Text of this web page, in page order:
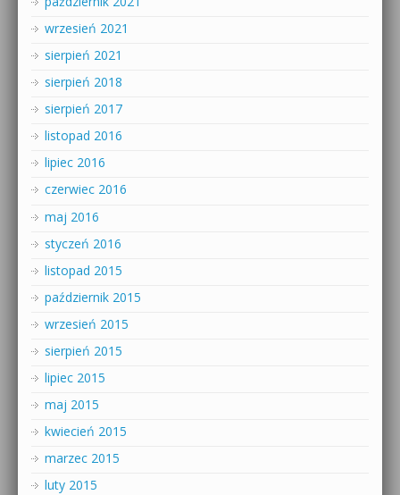
wrzesień 2021
sierpień 2021
sierpień 2018
sierpień 2017
listopad 2016
lipiec 2016
czerwiec 2016
maj 2016
styczeń 2016
listopad 2015
październik 2015
wrzesień 2015
sierpień 2015
lipiec 2015
maj 2015
kwiecień 2015
marzec 2015
luty 2015